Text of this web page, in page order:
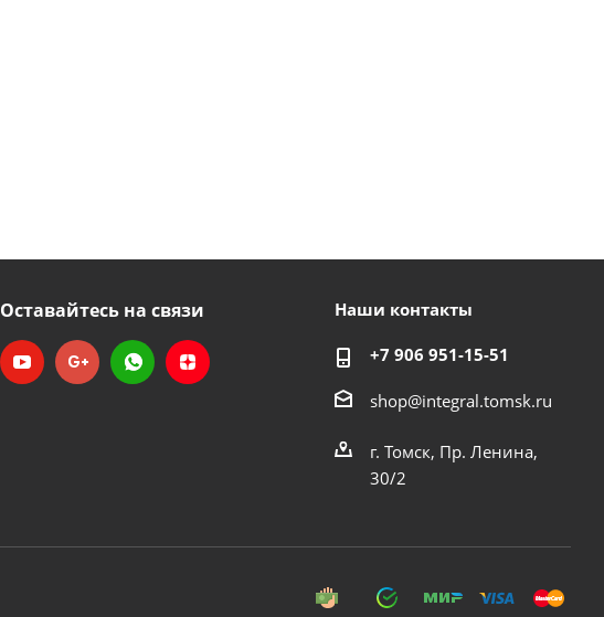
Оставайтесь на связи Наши контакты
+7 906 951-15-51
shop@integral.tomsk.ru
г. Томск, Пр. Ленина,
30/2